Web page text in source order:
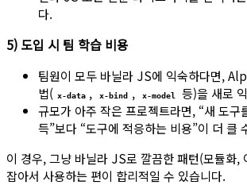
다.
5) 도입 시 팀 학습 비용
팀원이 모두 바닐라 JS에 익숙하다면,
법( x-data , x-bind , x-model
등)을 새로
규모가 아주 작은 프로젝트라면, “새 도구
득”보다 “도구에 적응하는 비용”이 더 클
이 경우, 그냥 바닐라 JS로 깔끔한 패턴(모듈화,
잡아서 사용하는 편이 합리적일 수 있습니다.